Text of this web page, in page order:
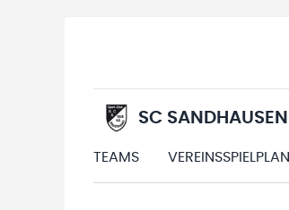
SC SANDHAUSEN
TEAMS VEREINSSPIELPLAN